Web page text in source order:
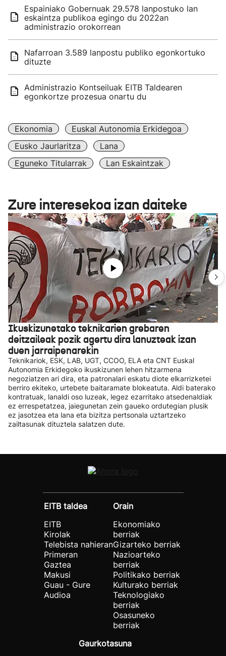
Espainiako Gobernuak 29.578 lanpostuko lan
eskaintza publikoa egingo du 2022an
administrazio orokorrean
Nafarroan 3.589 lanpostu publiko egonkortuko
dituzte
Administrazio Kontseiluak EITB Taldearen
egonkortze prozesua onartu du
Ekonomia
Euskal Autonomia Erkidegoa
Eusko Jaurlaritza
Lana
Eguneko Titularrak
Lan Eskaintzak
Zure interesekoa izan daiteke
Ikuskizunetako teknikarien grebaren
deitzaileak pozik agertu dira lanuzteak izan
duen jarraipenarekin
Teknikariok, ESK, LAB, UGT, CCOO, ELA eta CNT Euskal
Autonomia Erkidegoko ikuskizunen lehen hitzarmena
negoziatzen ari dira, eta patronalari eskatu diote elkarrizketei
berriro ekiteko, urtebete baitaramate blokeatuta. Aldi baterako
kontratuak, lanaldi oso luzeak, legez ezarritako atsedenaldiak
ez errespetatzea, jaiegunetan zein gaueko ordutegian plusik
ez jasotzea eta lana eta bizitza pertsonala uztartzeko
zailtasunak dituztela salatzen dute.
EITB taldea
EITB
Kirolak
Telebista nahieran
Primeran
Gaztea
Makusi
Guau - Gure
Audioa
Orain
Ekonomiako
berriak
Gizarteko berriak
Nazioarteko
berriak
Politikako berriak
Kulturako berriak
Teknologiako
berriak
Osasuneko
berriak
Gaurkotasuna